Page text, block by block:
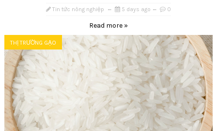
Tin tức nông nghiệp 5 days ago 0
Read more »
THỊ TRƯỜNG GẠO